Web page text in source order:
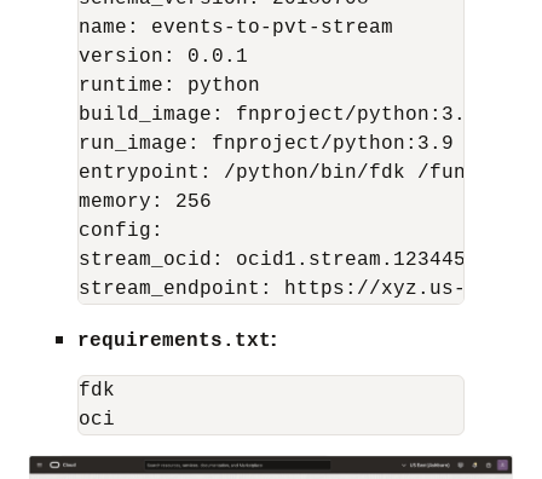
name: events-to-pvt-stream
version: 0.0.1
runtime: python
build_image: fnproject/python:3.9-dev
run_image: fnproject/python:3.9
entrypoint: /python/bin/fdk /function/
memory: 256
config:
stream_ocid: ocid1.stream.123445
requirements.txt:
fdk